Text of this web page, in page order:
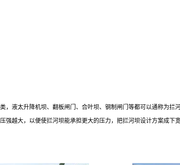
液太升降机坝、翻板闸门、合叶坝、钢制闸门等都可以通称为拦
越大，以便使拦河坝能承担更大的压力，把拦河坝设计方案成下宽